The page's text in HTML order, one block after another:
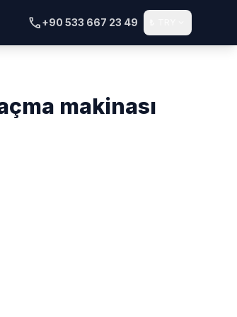
call+90 533 667 23 49